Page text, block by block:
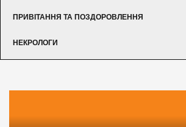
ПРИВІТАННЯ ТА ПОЗДОРОВЛЕННЯ
НЕКРОЛОГИ